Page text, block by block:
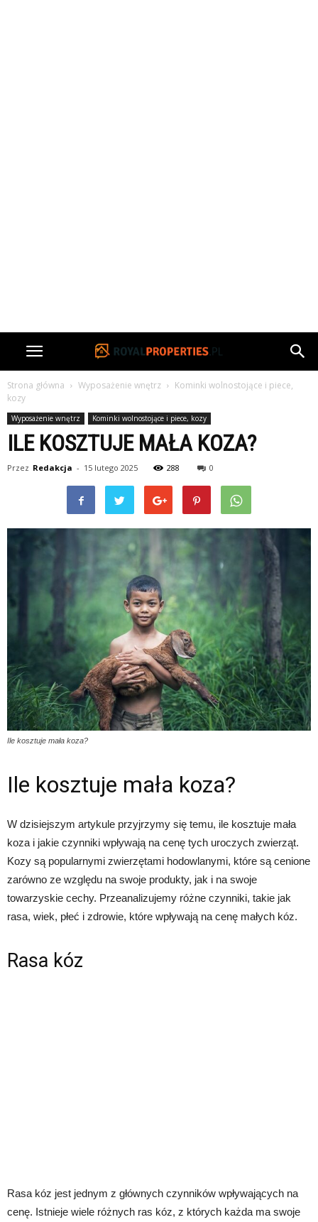
Strona główna Wyposażenie wnętrz
Kominki wolnostojące i piece,
kozy
Wyposażenie wnętrz Kominki wolnostojące i piece, kozy
ILE KOSZTUJE MAŁA KOZA?
Przez Redakcja - 15 lutego 2025 288 0
Ile kosztuje mała koza?
Ile kosztuje mała koza?
W dzisiejszym artykule przyjrzymy się temu, ile kosztuje mała
koza i jakie czynniki wpływają na cenę tych uroczych zwierząt.
Kozy są popularnymi zwierzętami hodowlanymi, które są cenione
zarówno ze względu na swoje produkty, jak i na swoje
towarzyskie cechy. Przeanalizujemy różne czynniki, takie jak
rasa, wiek, płeć i zdrowie, które wpływają na cenę małych kóz.
Rasa kóz
Rasa kóz jest jednym z głównych czynników wpływających na
cenę. Istnieje wiele różnych ras kóz, z których każda ma swoje